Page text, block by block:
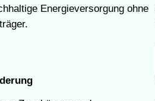
Energieversorgung ohne